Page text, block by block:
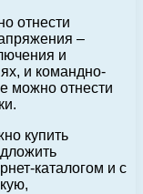
отнести
–
и
и командно-
можно отнести
купить
каталогом и с